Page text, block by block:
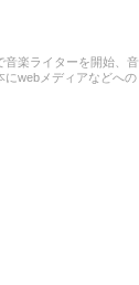
音楽ライターを開始、音
にwebメディアなどへの